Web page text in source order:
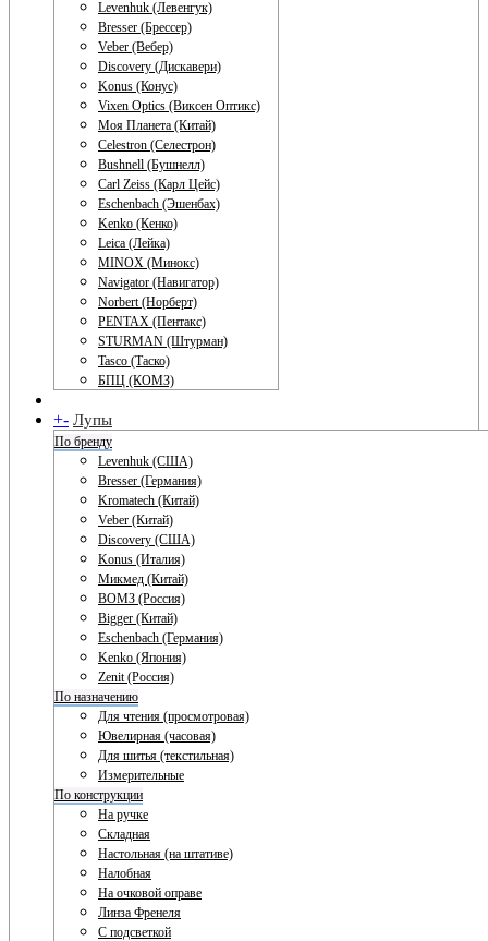
Levenhuk (Левенгук)
Bresser (Брессер)
Veber (Вебер)
Discovery (Дискавери)
Konus (Конус)
Vixen Optics (Виксен Оптикс)
Моя Планета (Китай)
Celestron (Селестрон)
Bushnell (Бушнелл)
Carl Zeiss (Карл Цейс)
Eschenbach (Эшенбах)
Kenko (Кенко)
Leica (Лейка)
MINOX (Минокс)
Navigator (Навигатор)
Norbert (Норберт)
PENTAX (Пентакс)
STURMAN (Штурман)
Tasco (Таско)
БПЦ (КОМЗ)
+- Лупы
По бренду
Levenhuk (США)
Bresser (Германия)
Kromatech (Китай)
Veber (Китай)
Discovery (США)
Konus (Италия)
Микмед (Китай)
ВОМЗ (Россия)
Bigger (Китай)
Eschenbach (Германия)
Kenko (Япония)
Zenit (Россия)
По назначению
Для чтения (просмотровая)
Ювелирная (часовая)
Для шитья (текстильная)
Измерительные
По конструкции
На ручке
Складная
Настольная (на штативе)
Налобная
На очковой оправе
Линза Френеля
С подсветкой